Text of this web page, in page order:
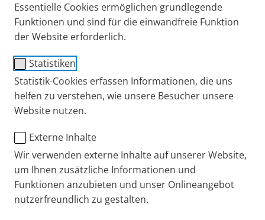
Essentielle Cookies ermöglichen grundlegende
Funktionen und sind für die einwandfreie Funktion
der Website erforderlich.
Statistiken
Statistik-Cookies erfassen Informationen, die uns
helfen zu verstehen, wie unsere Besucher unsere
Website nutzen.
Externe Inhalte
Wir verwenden externe Inhalte auf unserer Website,
um Ihnen zusätzliche Informationen und
Funktionen anzubieten und unser Onlineangebot
nutzerfreundlich zu gestalten.
VORTEX®mit
Kindermaske (1 – 4 Jahre)
Mit weicher Kindermaske
Die neuen Baby- und Kindermasken
• Effiziente Inhalation
• Kinderleichte Hygiene
Vorteile der VORTEX Inhalierhilfe